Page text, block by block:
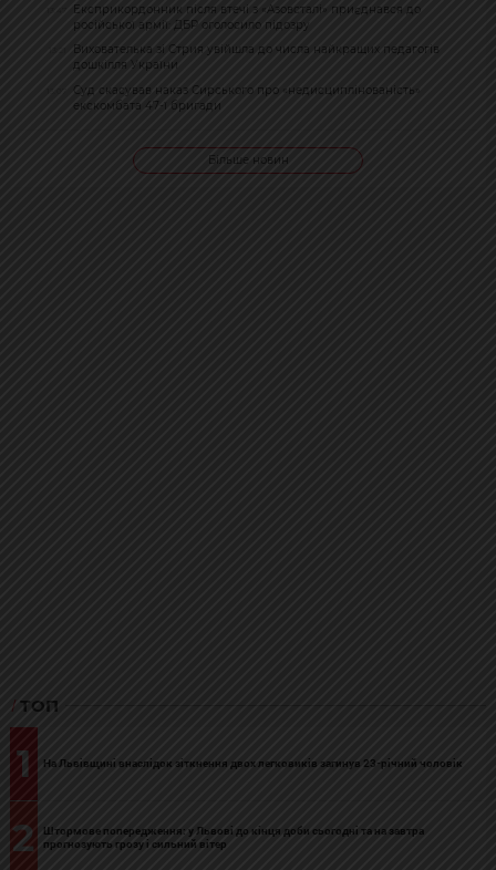
Експрикордонник після втечі з «Азовсталі» приєднався до
російської армії: ДБР оголосило підозру
Вихователька зі Стрия увійшла до числа найкращих педагогів
дошкілля України
Суд скасував наказ Сирського про «недисциплінованість»
екскомбата 47-ї бригади
Більше новин
ТОП
1 На Львівщині внаслідок зіткнення двох легковиків загинув 23-річний чоловік
2
Штормове попередження: у Львові до кінця доби сьогодні та на завтра
прогнозують грозу і сильний вітер